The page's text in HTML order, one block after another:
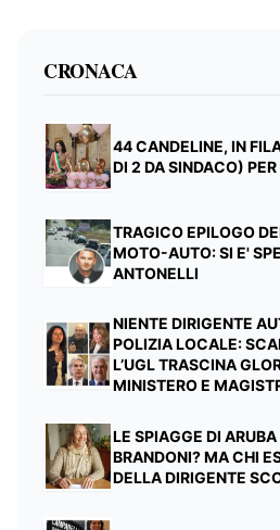
CRONACA
44 CANDELINE, IN
DI 2 DA SINDACO)
TRAGICO EPILOGO
MOTO-AUTO: SI E'
ANTONELLI
NIENTE DIRIGENTE
POLIZIA LOCALE:
L’UGL TRASCINA
MINISTERO E
LE SPIAGGE DI
BRANDONI? MA CHI
DELLA DIRIGENTE